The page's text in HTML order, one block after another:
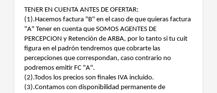
TENER EN CUENTA ANTES DE OFERTAR:
(1).Hacemos factura "B" en el caso de que quieras factura
"A" Tener en cuenta que SOMOS AGENTES DE
PERCEPCION y Retención de ARBA, por lo tanto si tu cuit
figura en el padrón tendremos que cobrarte las
percepciones que correspondan, caso contrario no
podremos emitir FC "A".
(2).Todos los precios son finales IVA incluido.
(3).Contamos con disponibilidad permanente de